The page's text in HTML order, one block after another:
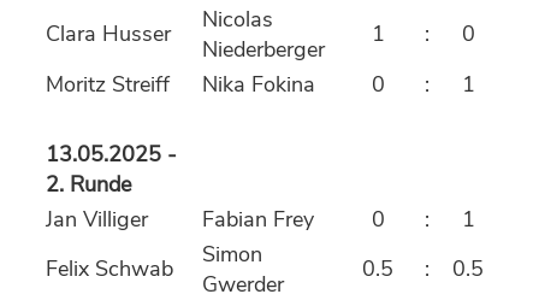
Clara Husser
Nicolas
Niederberger
1 :
0
Moritz Streiff
Nika Fokina 0 : 1
13.05.2025 -
2. Runde
Jan Villiger
Fabian Frey 0 :
1
Felix Schwab
Simon
Gwerder
0.5 :
0.5